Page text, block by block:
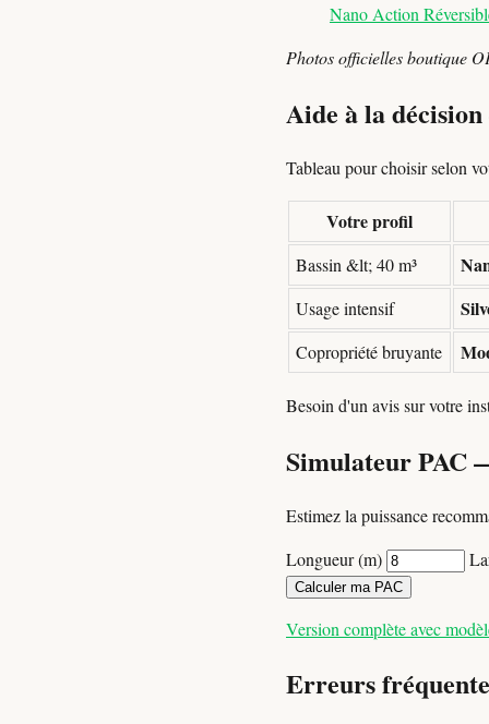
Nano Action
Photos officielles boutique
Aide à la
Tableau pour choisir selon
Votre profil
Bassin &lt; 40 m³
Usage intensif
Copropriété bruyante
Besoin d'un avis sur votre
Simulateur PAC
Estimez la puissance
Longueur (m)
Calculer ma PAC
Version complète avec
Erreurs